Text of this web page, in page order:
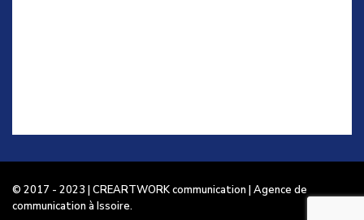
© 2017 - 2023 | CREARTWORK communication | Agence de
communication à Issoire.